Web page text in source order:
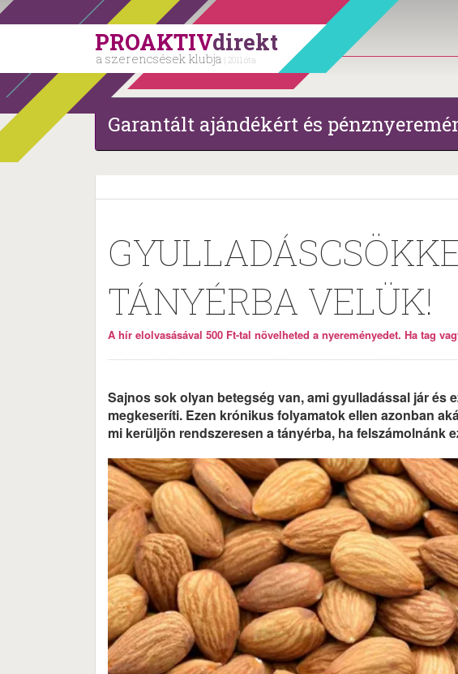
PROAKTIVdirekt
a szerencsések klubja | 2011 óta
Garantált ajándékért és
TÁNYÉRBA VELÜK!
A hír elolvasásával 500 Ft-tal növelheted a nyereményedet. Ha tag
Sajnos sok olyan betegség van, ami gyulladással jár és
megkeseríti. Ezen krónikus folyamatok ellen azonban
mi kerüljön rendszeresen a tányérba, ha felszámolnánk